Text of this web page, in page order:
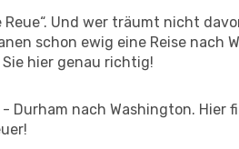
Und wer träumt nicht
schon ewig eine Reise
hier genau richtig!
nach Washington. Hier